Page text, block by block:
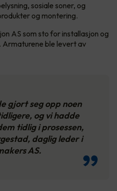
sosiale soner, og
og montering.
AS som sto for installasjon og
ble levert av
gjort seg opp noen
og vi hadde
tidlig i prosessen,
daglig leder i
AS.